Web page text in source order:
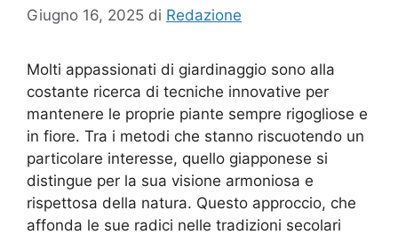
Giugno 16, 2025 di Redazione
Molti appassionati di giardinaggio sono alla
costante ricerca di tecniche innovative per
mantenere le proprie piante sempre rigogliose e
in fiore. Tra i metodi che stanno riscuotendo un
particolare interesse, quello giapponese si
distingue per la sua visione armoniosa e
rispettosa della natura. Questo approccio, che
affonda le sue radici nelle tradizioni secolari